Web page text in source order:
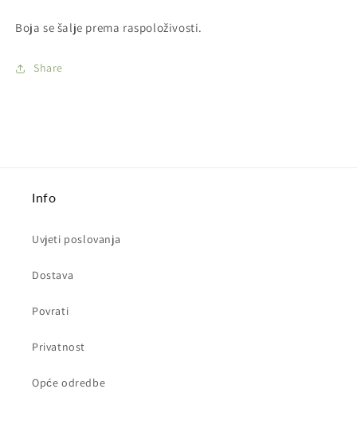
Boja se šalje prema raspoloživosti.
Share
Info
Uvjeti poslovanja
Dostava
Povrati
Privatnost
Opće odredbe